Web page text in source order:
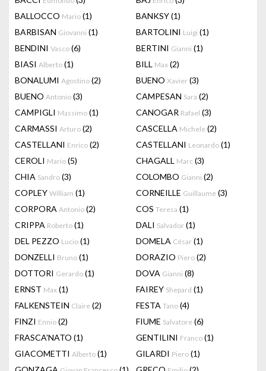
BALLOCCO Mario (1) BANKSY(1)
BARBISAN Giovanni (1) BARTOLINI Luigi (1)
BENDINI Vasco (6) BERTINI Gianni (1)
BIASI Alberto (1) BILL Max (2)
BONALUMI Agostino (2) BUENO Xavier (3)
BUENO Antonio (3) CAMPESAN Sara (2)
CAMPIGLI Massimo (1) CANOGAR Rafael (3)
CARMASSI Arturo (2) CASCELLA Michele (2)
CASTELLANI Enrico (2) CASTELLANI Leonardo (1)
CEROLI Mario (5) CHAGALL Marc (3)
CHIA Sandro (3) COLOMBO Gianni (2)
COPLEY William (1) CORNEILLE Guillaume (3)
CORPORA Antonio (2) COS Teresa (1)
CRIPPA Roberto (1) DALI Salvador (1)
DEL PEZZO Lucio (1) DOMELA César (1)
DONZELLI Bruno (1) DORAZIO Piero (2)
DOTTORI Gerardo (1) DOVA Gianni (8)
ERNST Max (1) FAIREY Shepard (1)
FALKENSTEIN Claire (2) FESTA Tano (4)
FINZI Ennio (2) FIUME Salvatore (6)
FRASCA'NATO (1) GENTILINI Franco (1)
GIACOMETTI Alberto (1) GILARDI Piero (1)